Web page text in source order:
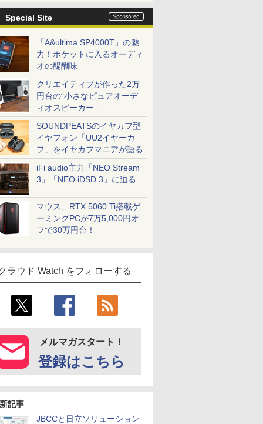
Special Site
「A&ultima SP4000T」の魅
力！ポケットに入るオーディ
オの醍醐味
クリエイティブが作った2万
円台の“小さなピュアオーデ
ィオスピーカー”
SOUNDPEATSのイヤカフ型
イヤフォン「UU2イヤーカ
フ」をイヤカフマニアが語る
iFi audio主力「NEO Stream
3」「NEO iDSD 3」に迫る
マウス、RTX 5060 Ti搭載ゲ
ーミングPCが7万5,000円オ
フで30万円台！
ラウド Watch をフォローする
メルマガスタート！
登録はこちら
記事
JBCCと日立ソリューション